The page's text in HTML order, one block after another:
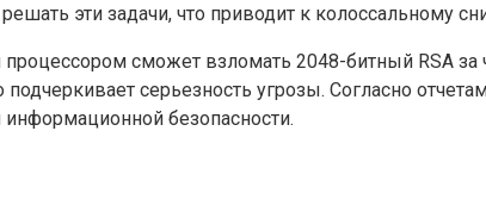
эти задачи, что приводит к колоссальному
сможет взломать 2048-битный RSA
серьезность угрозы. Согласно
безопасности.